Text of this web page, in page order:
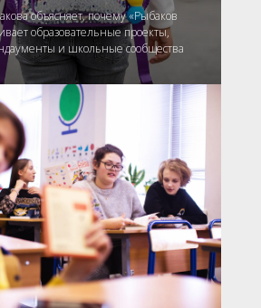
объясняет, почему «Рыбаков
образовательные проекты,
и школьные сообщества